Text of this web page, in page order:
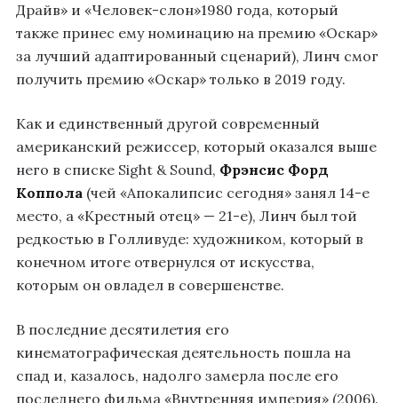
Драйв» и «Человек-слон»1980 года, который
также принес ему номинацию на премию «Оскар»
за лучший адаптированный сценарий), Линч смог
получить премию «Оскар» только в 2019 году.
Как и единственный другой современный
американский режиссер, который оказался выше
него в списке Sight & Sound, Фрэнсис Форд
Коппола (чей «Апокалипсис сегодня» занял 14-е
место, а «Крестный отец» — 21-е), Линч был той
редкостью в Голливуде: художником, который в
конечном итоге отвернулся от искусства,
которым он овладел в совершенстве.
В последние десятилетия его
кинематографическая деятельность пошла на
спад и, казалось, надолго замерла после его
последнего фильма «Внутренняя империя» (2006).